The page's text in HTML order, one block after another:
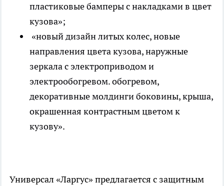
пластиковые бамперы с накладками в цвет
кузова»;
«новый дизайн литых колес, новые
направления цвета кузова, наружные
зеркала с электроприводом и
электрообогревом. обогревом,
декоративные молдинги боковины, крыша,
окрашенная контрастным цветом к
кузову».
Универсал «Ларгус» предлагается с защитным